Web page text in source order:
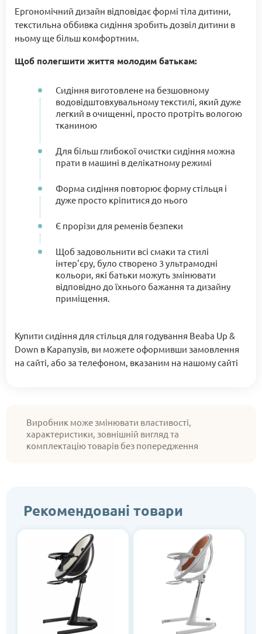
Ергономічний дизайн відповідає формі тіла дитини,
текстильна оббивка сидіння зробить дозвіл дитини в
ньому ще більш комфортним.
Щоб полегшити життя молодим батькам:
Сидіння виготовлене на безшовному
водовідштовхувальному текстилі, який дуже
легкий в очищенні, просто протріть вологою
тканиною
Для більш глибокої очистки сидіння можна
прати в машині в делікатному режимі
Форма сидіння повторює форму стільця і
дуже просто кріпитися до нього
Є прорізи для ременів безпеки
Щоб задовольнити всі смаки та стилі
інтер'єру, було створено 3 ультрамодні
кольори, які батьки можуть змінювати
відповідно до їхнього бажання та дизайну
приміщення.
Купити сидіння для стільця для годування Beaba Up &
Down в Карапузів, ви можете оформивши замовлення
на сайті, або за телефоном, вказаним на нашому сайті
Виробник може змінювати властивості,
характеристики, зовнішній вигляд та
комплектацію товарів без попередження
Рекомендовані товари